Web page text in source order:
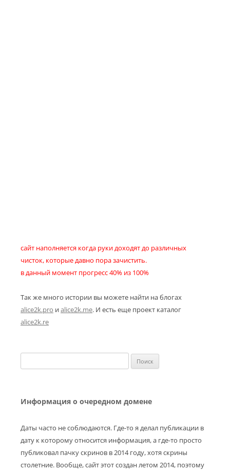
сайт наполняется когда руки доходят до различных
чисток, которые давно пора зачистить.
в данный момент прогресс 40% из 100%
Так же много истории вы можете найти на блогах
alice2k.pro иalice2k.me. И есть еще проект каталог
alice2k.re
Информация о очередном домене
Даты часто не соблюдаются. Где-то я делал публикации в
дату к которому относится информация, а где-то просто
публиковал пачку скринов в 2014 году, хотя скрины
столетние. Вообще, сайт этот создан летом 2014, поэтому